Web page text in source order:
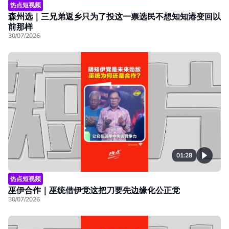
热点短视频
森州选｜三兄弟返乡只为了投这一票选民不想知知港变回以
前那样
30/07/2026
01:28
热点短视频
巫伊合作｜巫统借伊党这把刀要先边缘化公正党
30/07/2026